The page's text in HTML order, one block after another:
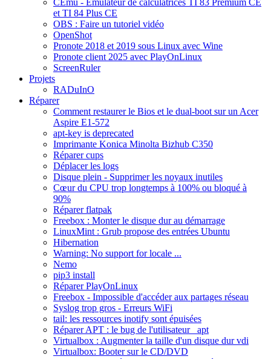
CEmu - Émulateur de calculatrices TI 83 Premium CE
et TI 84 Plus CE
OBS : Faire un tutoriel vidéo
OpenShot
Pronote 2018 et 2019 sous Linux avec Wine
Pronote client 2025 avec PlayOnLinux
ScreenRuler
Projets
RADuInO
Réparer
Comment restaurer le Bios et le dual-boot sur un Acer
Aspire E1-572
apt-key is deprecated
Imprimante Konica Minolta Bizhub C350
Réparer cups
Déplacer les logs
Disque plein - Supprimer les noyaux inutiles
Cœur du CPU trop longtemps à 100% ou bloqué à
90%
Réparer flatpak
Freebox : Monter le disque dur au démarrage
LinuxMint : Grub propose des entrées Ubuntu
Hibernation
Warning: No support for locale ...
Nemo
pip3 install
Réparer PlayOnLinux
Freebox - Impossible d'accéder aux partages réseau
Syslog trop gros - Erreurs WiFi
tail: les ressources inotify sont épuisées
Réparer APT : le bug de l'utilisateur _apt
Virtualbox : Augmenter la taille d'un disque dur vdi
Virtualbox: Booter sur le CD/DVD